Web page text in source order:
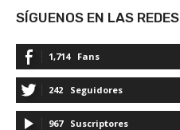
SÍGUENOS EN LAS REDES
1,714 Fans
242 Seguidores
967 Suscriptores